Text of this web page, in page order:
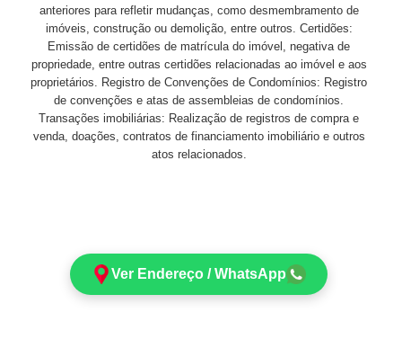
anteriores para refletir mudanças, como desmembramento de
imóveis, construção ou demolição, entre outros. Certidões:
Emissão de certidões de matrícula do imóvel, negativa de
propriedade, entre outras certidões relacionadas ao imóvel e aos
proprietários. Registro de Convenções de Condomínios: Registro
de convenções e atas de assembleias de condomínios.
Transações imobiliárias: Realização de registros de compra e
venda, doações, contratos de financiamento imobiliário e outros
atos relacionados.
Ver Endereço / WhatsApp